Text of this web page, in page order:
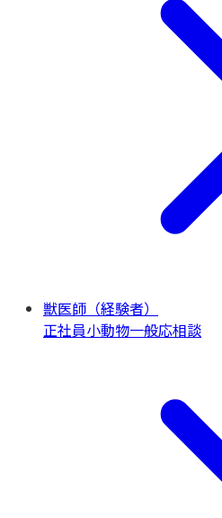
獣医師（経験者）
正社員小動物一般応相談